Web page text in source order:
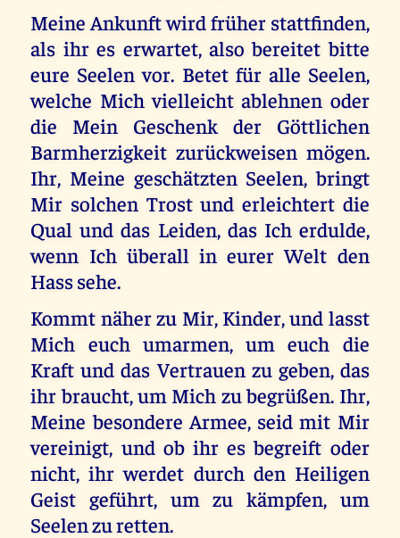
Meine Ankunft wird früher stattfinden,
als ihr es erwartet, also bereitet bitte
eure Seelen vor. Betet für alle Seelen,
welche Mich vielleicht ablehnen oder
die Mein Geschenk der Göttlichen
Barmherzigkeit zurückweisen mögen.
Ihr, Meine geschätzten Seelen, bringt
Mir solchen Trost und erleichtert die
Qual und das Leiden, das Ich erdulde,
wenn Ich überall in eurer Welt den
Hass sehe.
Kommt näher zu Mir, Kinder, und lasst
Mich euch umarmen, um euch die
Kraft und das Vertrauen zu geben, das
ihr braucht, um Mich zu begrüßen. Ihr,
Meine besondere Armee, seid mit Mir
vereinigt, und ob ihr es begreift oder
nicht, ihr werdet durch den Heiligen
Geist geführt, um zu kämpfen, um
Seelen zu retten.